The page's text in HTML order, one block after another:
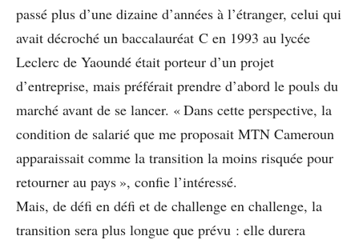
passé plus d’une dizaine d’années à l’étranger, celui qui
avait décroché un baccalauréat C en 1993 au lycée
Leclerc de Yaoundé était porteur d’un projet
d’entreprise, mais préférait prendre d’abord le pouls du
marché avant de se lancer. « Dans cette perspective, la
condition de salarié que me proposait MTN Cameroun
apparaissait comme la transition la moins risquée pour
retourner au pays », confie l’intéressé.
Mais, de défi en défi et de challenge en challenge, la
transition sera plus longue que prévu : elle durera